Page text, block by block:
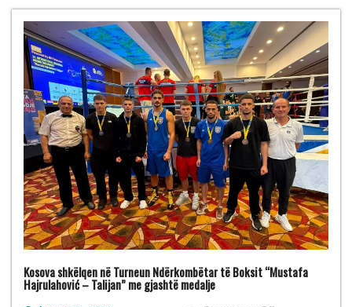
Kosova shkëlqen në Turneun Ndërkombëtar të Boksit “Mustafa
Hajrulahović – Talijan” me gjashtë medalje